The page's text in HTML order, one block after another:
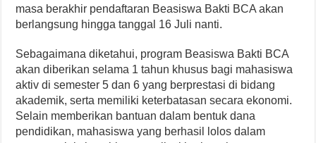
masa berakhir pendaftaran Beasiswa Bakti BCA akan
berlangsung hingga tanggal 16 Juli nanti.
Sebagaimana diketahui, program Beasiswa Bakti BCA
akan diberikan selama 1 tahun khusus bagi mahasiswa
aktiv di semester 5 dan 6 yang berprestasi di bidang
akademik, serta memiliki keterbatasan secara ekonomi.
Selain memberikan bantuan dalam bentuk dana
pendidikan, mahasiswa yang berhasil lolos dalam